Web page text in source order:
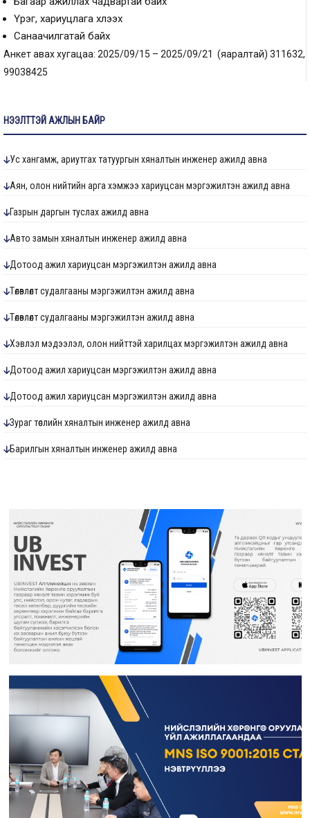
Үүрэг, хариуцлага хүлээх
Санаачилгатай байх
Анкет авах хугацаа: 2025/09/15 – 2025/09/21 (яаралтай) 311632,
99038425
НЭЭЛТТЭЙ АЖЛЫН БАЙР
Ус хангамж, ариутгах татуургын хяналтын инженер ажилд авна
Аян, олон нийтийн арга хэмжээ хариуцсан мэргэжилтэн ажилд авна
Газрын даргын туслах ажилд авна
Авто замын хяналтын инженер ажилд авна
Дотоод ажил хариуцсан мэргэжилтэн ажилд авна
Төлөвлөлт судалгааны мэргэжилтэн ажилд авна
Төлөвлөлт судалгааны мэргэжилтэн ажилд авна
Хэвлэл мэдээлэл, олон нийттэй харилцах мэргэжилтэн ажилд авна
Дотоод ажил хариуцсан мэргэжилтэн ажилд авна
Дотоод ажил хариуцсан мэргэжилтэн ажилд авна
Зураг төслийн хяналтын инженер ажилд авна
Барилгын хяналтын инженер ажилд авна
Хөрөнгө оруулалтын санхүүжилт хариуцсан мэргэжилтэн ажилд авна
Дотоод ажил хариуцсан мэргэжилтэн ажилд авна
Гэрээт монгол бичиг хөтлөлт хариуцсан гэрээт ажилтан ажилд авна
Гидротехникийн хяналтын инженер ажилд авна
Дулаан хангамж, агаар сэлгэлтийн хяналтын инженер ажилд авна
Барилгын инженер ажилд авна
Мэргэшсэн төсөвчин ажилд авна
Жолооч ажилд авна
Зураг төслийн хяналтын инженер ажилд авна
“Нийслэлийн Хөрөнгө оруулалтын газар” ОНӨААТҮГ-т гэрээт үйлчлэгч
ажилд авна
Гидротехникийн хяналтын инженер ажилд авна